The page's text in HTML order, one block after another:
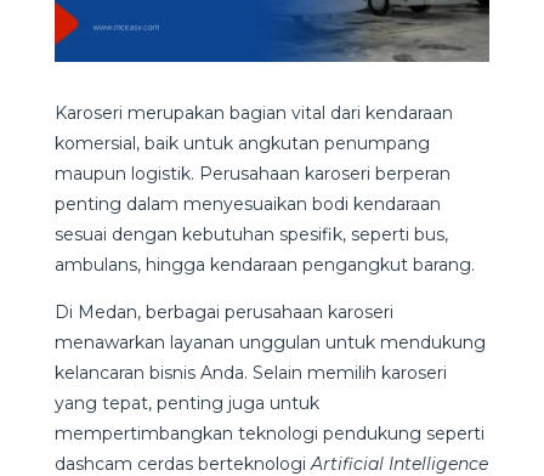
Karoseri merupakan bagian vital dari kendaraan
komersial, baik untuk angkutan penumpang
maupun logistik. Perusahaan karoseri berperan
penting dalam menyesuaikan bodi kendaraan
sesuai dengan kebutuhan spesifik, seperti bus,
ambulans, hingga kendaraan pengangkut barang.
Di Medan, berbagai perusahaan karoseri
menawarkan layanan unggulan untuk mendukung
kelancaran bisnis Anda. Selain memilih karoseri
yang tepat, penting juga untuk
mempertimbangkan teknologi pendukung seperti
dashcam cerdas berteknologi Artificial Intelligence